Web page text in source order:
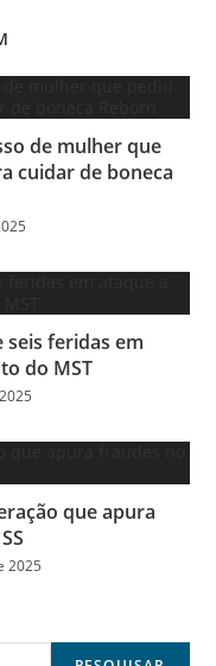
de mulher que
cuidar de boneca
seis feridas em
do MST
que apura
2025